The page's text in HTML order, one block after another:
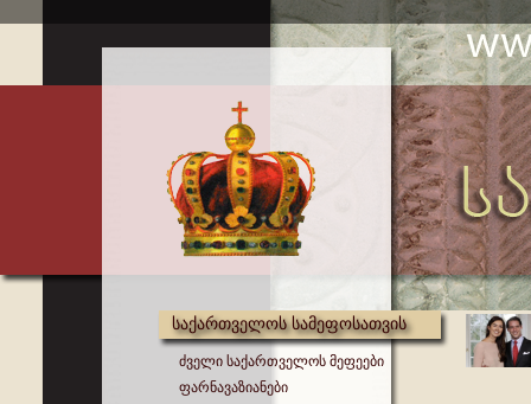
საქართველოს სამეფოსათვის
ძველი საქართველოს მეფეები
ფარნავაზიანები